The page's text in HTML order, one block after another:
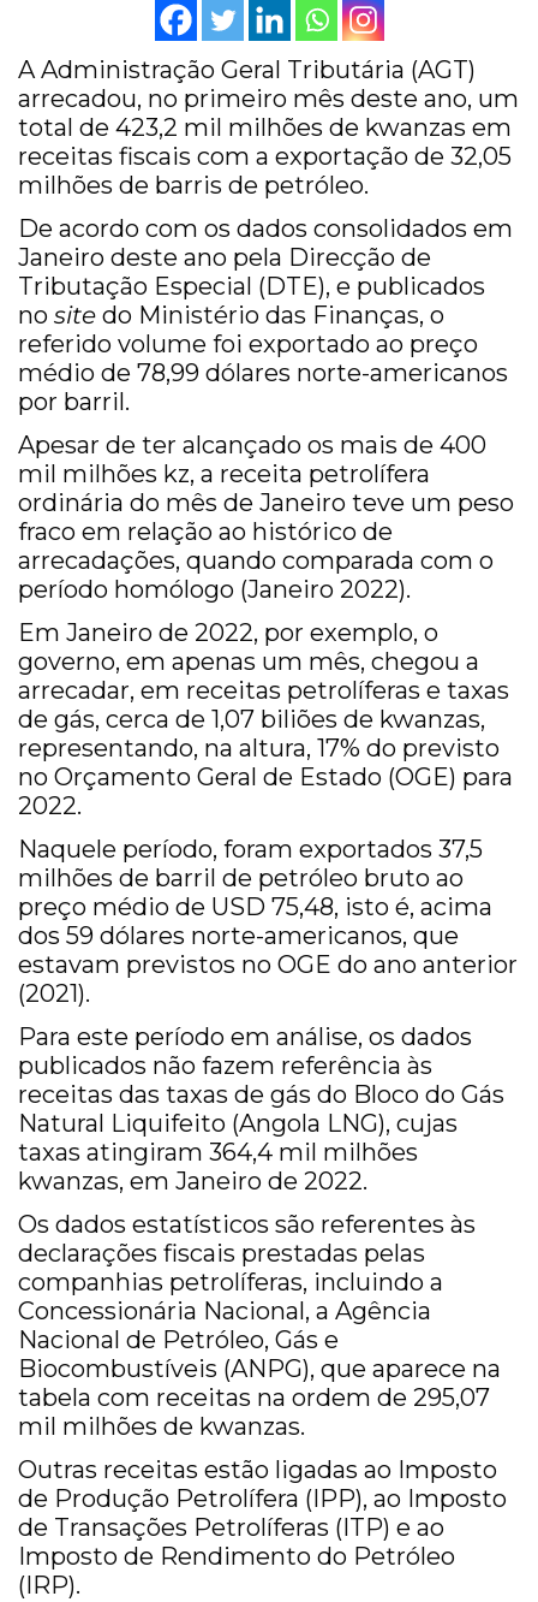
A Administração Geral Tributária (AGT)
arrecadou, no primeiro mês deste ano, um
total de 423,2 mil milhões de kwanzas em
receitas fiscais com a exportação de 32,05
milhões de barris de petróleo.
De acordo com os dados consolidados em
Janeiro deste ano pela Direcção de
Tributação Especial (DTE), e publicados
no site do Ministério das Finanças, o
referido volume foi exportado ao preço
médio de 78,99 dólares norte-americanos
por barril.
Apesar de ter alcançado os mais de 400
mil milhões kz, a receita petrolífera
ordinária do mês de Janeiro teve um peso
fraco em relação ao histórico de
arrecadações, quando comparada com o
período homólogo (Janeiro 2022).
Em Janeiro de 2022, por exemplo, o
governo, em apenas um mês, chegou a
arrecadar, em receitas petrolíferas e taxas
de gás, cerca de 1,07 biliões de kwanzas,
representando, na altura, 17% do previsto
no Orçamento Geral de Estado (OGE) para
2022.
Naquele período, foram exportados 37,5
milhões de barril de petróleo bruto ao
preço médio de USD 75,48, isto é, acima
dos 59 dólares norte-americanos, que
estavam previstos no OGE do ano anterior
(2021).
Para este período em análise, os dados
publicados não fazem referência às
receitas das taxas de gás do Bloco do Gás
Natural Liquifeito (Angola LNG), cujas
taxas atingiram 364,4 mil milhões
kwanzas, em Janeiro de 2022.
Os dados estatísticos são referentes às
declarações fiscais prestadas pelas
companhias petrolíferas, incluindo a
Concessionária Nacional, a Agência
Nacional de Petróleo, Gás e
Biocombustíveis (ANPG), que aparece na
tabela com receitas na ordem de 295,07
mil milhões de kwanzas.
Outras receitas estão ligadas ao Imposto
de Produção Petrolífera (IPP), ao Imposto
de Transações Petrolíferas (ITP) e ao
Imposto de Rendimento do Petróleo
(IRP).